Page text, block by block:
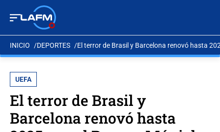
INICIO DEPORTES El terror de Brasil y Barcelona renovó hasta
UEFA
El terror de Brasil y
Barcelona renovó hasta